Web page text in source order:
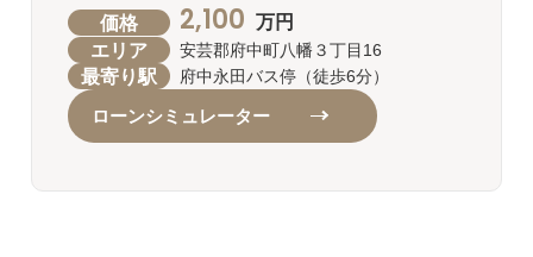
価格 2,100 万円
エリア 安芸郡府中町八幡３丁目16
最寄り駅 府中永田バス停（徒歩6分）
ローンシミュレーター